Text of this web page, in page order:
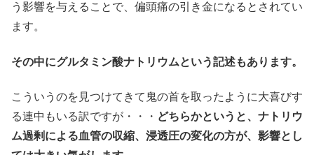
う影響を与えることで、偏頭痛の引き金になるとされてい
ます。
その中にグルタミン酸ナトリウムという記述もあります。
こういうのを見つけてきて鬼の首を取ったように大喜びす
る連中もいる訳ですが・・・ どちらかというと、ナトリウ
ム過剰による血管の収縮、浸透圧の変化の方が、影響とし